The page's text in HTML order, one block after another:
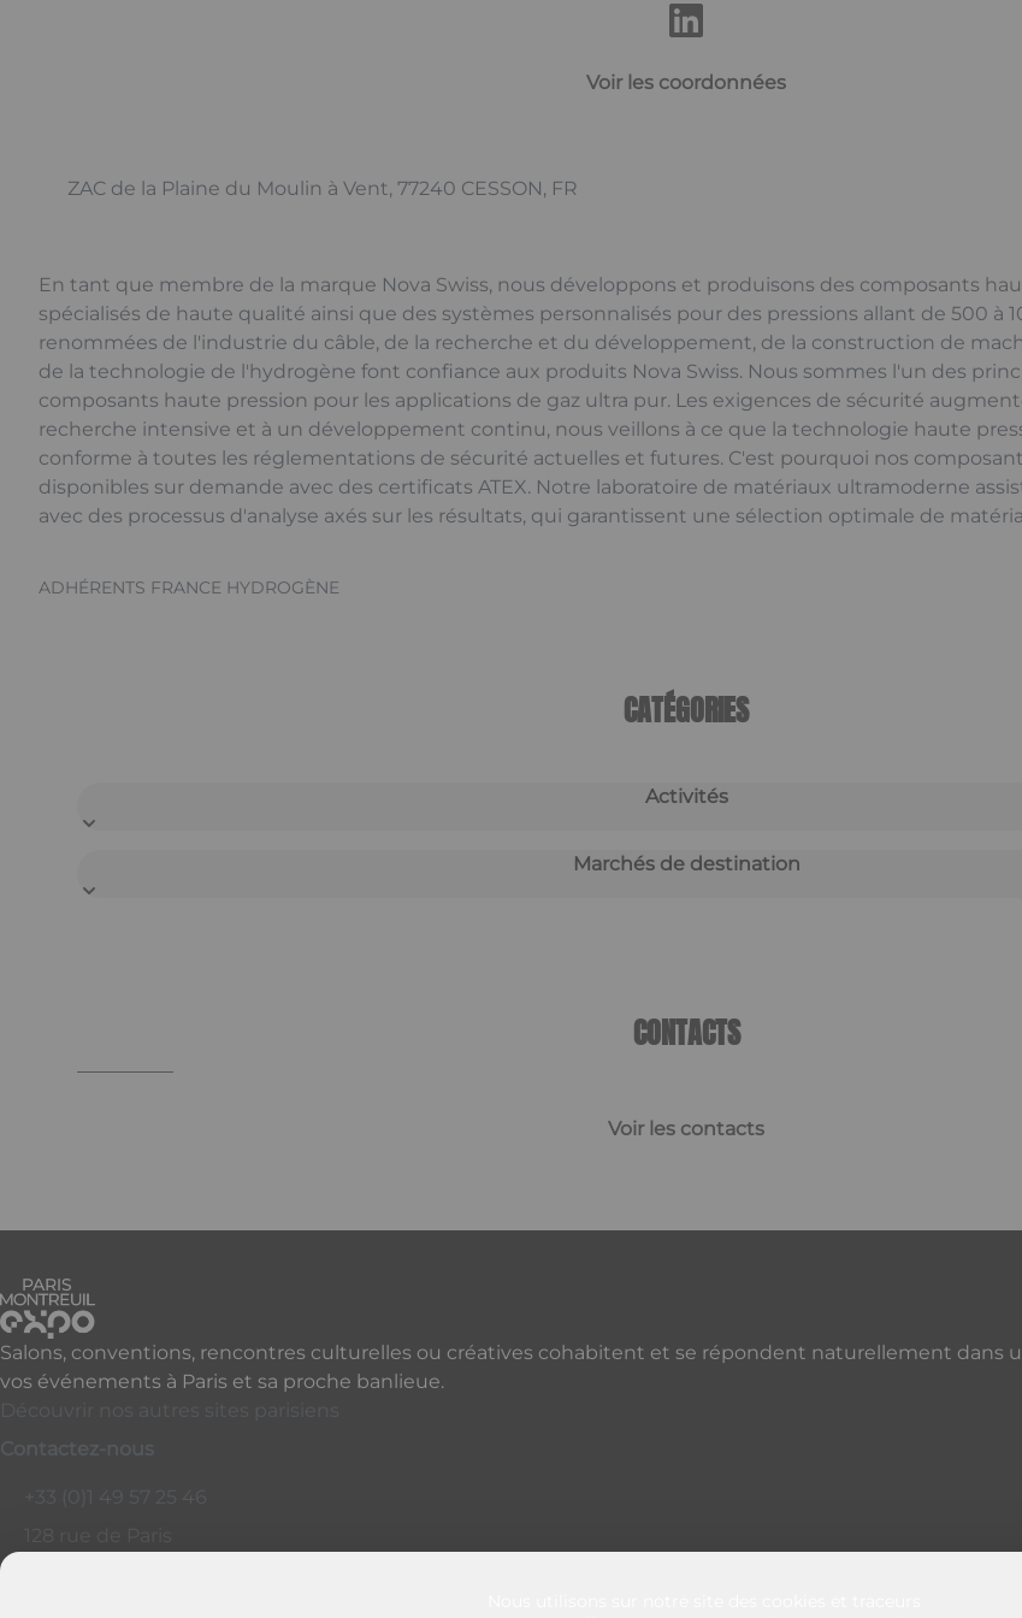
Voir les coordonnées
ZAC de la Plaine du Moulin à Vent, 77240 CESSON, FR
En tant que membre de la marque Nova Swiss, nous développons et produisons des composants
spécialisés de haute qualité ainsi que des systèmes personnalisés pour des pressions allant de 500 à
renommées de l'industrie du câble, de la recherche et du développement, de la construction de
de la technologie de l'hydrogène font confiance aux produits Nova Swiss. Nous sommes l'un des
composants haute pression pour les applications de gaz ultra pur. Les exigences de sécurité
recherche intensive et à un développement continu, nous veillons à ce que la technologie haute
conforme à toutes les réglementations de sécurité actuelles et futures. C'est pourquoi nos
disponibles sur demande avec des certificats ATEX. Notre laboratoire de matériaux ultramoderne
avec des processus d'analyse axés sur les résultats, qui garantissent une sélection optimale de
ADHÉRENTS FRANCE HYDROGÈNE
CATÉGORIES
Activités
Marchés de destination
CONTACTS
Voir les contacts
Salons, conventions, rencontres culturelles ou créatives cohabitent et se répondent naturellement dans
vos événements à Paris et sa proche banlieue.
Découvrir nos autres sites parisiens
Contactez-nous
+33 (0)1 49 57 25 46
128 rue de Paris